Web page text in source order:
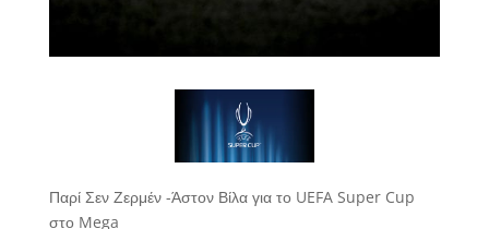
Παρί Σεν Ζερμέν -Άστον Βίλα για το UEFA Super Cup
στο Mega